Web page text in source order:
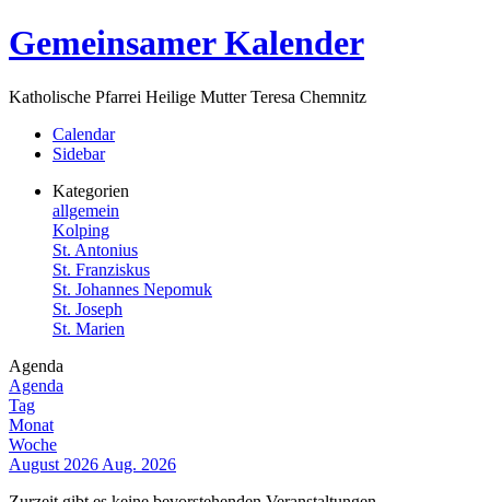
Zum
Inhalt
Gemeinsamer Kalender
Katholische Pfarrei Heilige Mutter Teresa Chemnitz
Menü
Calendar
Sidebar
Kategorien
allgemein
Kolping
St. Antonius
St. Franziskus
St. Johannes Nepomuk
St. Joseph
St. Marien
Agenda
Agenda
Tag
Monat
Woche
August 2026 Aug. 2026